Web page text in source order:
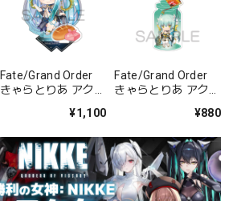
Fate/Grand Order
きゃらとりあ アクリ
ー/ラーヴァ/ティア
¥1,100
Fate/Grand Order
きゃらとりあ アクリ
¥880